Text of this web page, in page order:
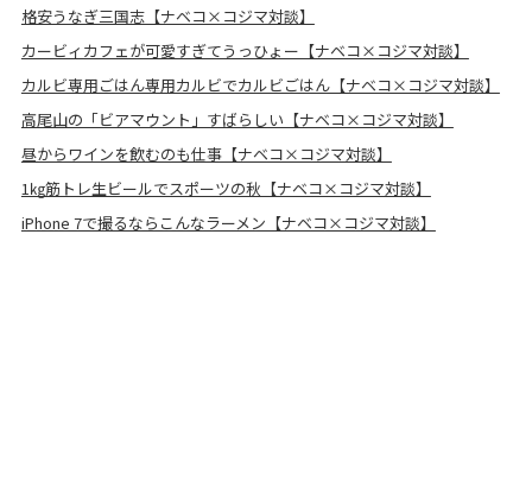
格安うなぎ三国志【ナベコ×コジマ対談】
カービィカフェが可愛すぎてうっひょー【ナベコ×コジマ対談】
カルビ専用ごはん専用カルビでカルビごはん【ナベコ×コジマ対談】
高尾山の「ビアマウント」すばらしい【ナベコ×コジマ対談】
昼からワインを飲むのも仕事【ナベコ×コジマ対談】
1㎏筋トレ生ビールでスポーツの秋【ナベコ×コジマ対談】
iPhone 7で撮るならこんなラーメン【ナベコ×コジマ対談】